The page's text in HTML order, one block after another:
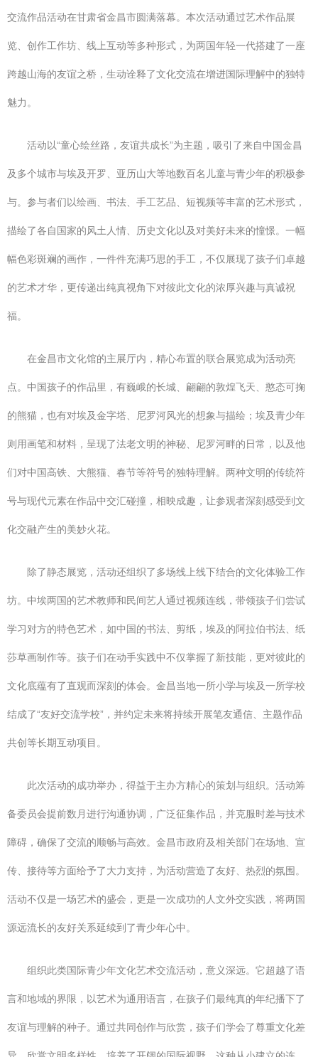
交流作品活动在甘肃省金昌市圆满落幕。本次活动通过艺术作品展
览、创作工作坊、线上互动等多种形式，为两国年轻一代搭建了一座
跨越山海的友谊之桥，生动诠释了文化交流在增进国际理解中的独特
魅力。
活动以“童心绘丝路，友谊共成长”为主题，吸引了来自中国金昌
及多个城市与埃及开罗、亚历山大等地数百名儿童与青少年的积极参
与。参与者们以绘画、书法、手工艺品、短视频等丰富的艺术形式，
描绘了各自国家的风土人情、历史文化以及对美好未来的憧憬。一幅
幅色彩斑斓的画作，一件件充满巧思的手工，不仅展现了孩子们卓越
的艺术才华，更传递出纯真视角下对彼此文化的浓厚兴趣与真诚祝
福。
在金昌市文化馆的主展厅内，精心布置的联合展览成为活动亮
点。中国孩子的作品里，有巍峨的长城、翩翩的敦煌飞天、憨态可掬
的熊猫，也有对埃及金字塔、尼罗河风光的想象与描绘；埃及青少年
则用画笔和材料，呈现了法老文明的神秘、尼罗河畔的日常，以及他
们对中国高铁、大熊猫、春节等符号的独特理解。两种文明的传统符
号与现代元素在作品中交汇碰撞，相映成趣，让参观者深刻感受到文
化交融产生的美妙火花。
除了静态展览，活动还组织了多场线上线下结合的文化体验工作
坊。中埃两国的艺术教师和民间艺人通过视频连线，带领孩子们尝试
学习对方的特色艺术，如中国的书法、剪纸，埃及的阿拉伯书法、纸
莎草画制作等。孩子们在动手实践中不仅掌握了新技能，更对彼此的
文化底蕴有了直观而深刻的体会。金昌当地一所小学与埃及一所学校
结成了“友好交流学校”，并约定未来将持续开展笔友通信、主题作品
共创等长期互动项目。
此次活动的成功举办，得益于主办方精心的策划与组织。活动筹
备委员会提前数月进行沟通协调，广泛征集作品，并克服时差与技术
障碍，确保了交流的顺畅与高效。金昌市政府及相关部门在场地、宣
传、接待等方面给予了大力支持，为活动营造了友好、热烈的氛围。
活动不仅是一场艺术的盛会，更是一次成功的人文外交实践，将两国
源远流长的友好关系延续到了青少年心中。
组织此类国际青少年文化艺术交流活动，意义深远。它超越了语
言和地域的界限，以艺术为通用语言，在孩子们最纯真的年纪播下了
友谊与理解的种子。通过共同创作与欣赏，孩子们学会了尊重文化差